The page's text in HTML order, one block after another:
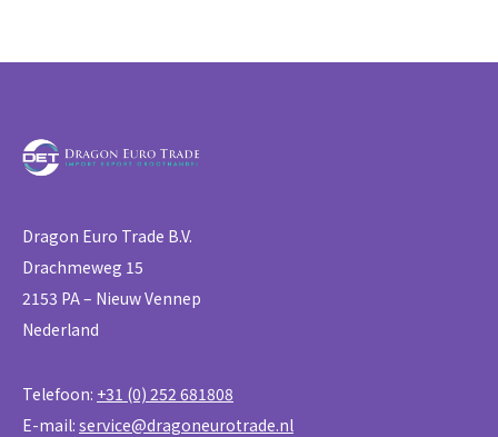
Dragon Euro Trade B.V.
Drachmeweg 15
2153 PA – Nieuw Vennep
Nederland
Telefoon: +31 (0) 252 681808
E-mail: service@dragoneurotrade.nl